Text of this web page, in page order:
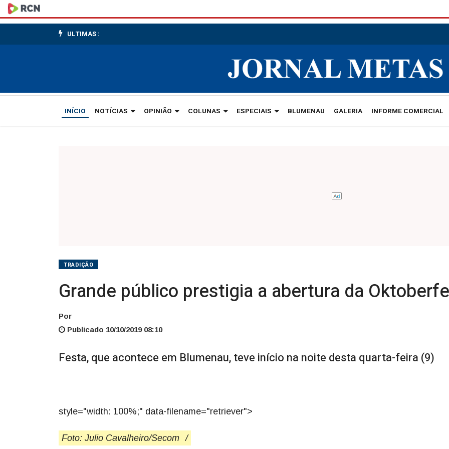
Grande
público
prestigia
abertura
ULTIMAS :
INÍCIO NOTÍCIAS OPINIÃO COLUNAS ESPECIAIS BLUMENAU GALERIA INFORME COMERCIAL
TRADIÇÃO
Grande público prestigia a abertura da
Por
Publicado 10/10/2019 08:10
Festa, que acontece em Blumenau, teve início na noite desta quarta-feira (9)
style="width: 100%;" data-filename="retriever">
Foto: Julio Cavalheiro/Secom /